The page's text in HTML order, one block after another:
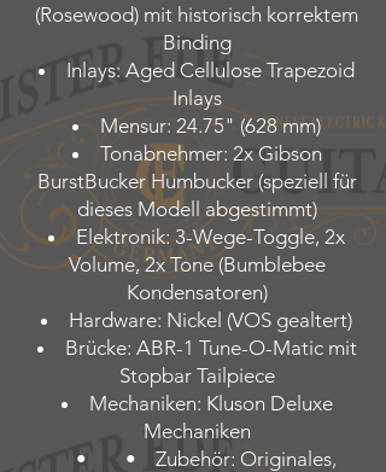
(Rosewood) mit historisch korrektem
Binding
Inlays: Aged Cellulose Trapezoid
Inlays
Mensur: 24.75" (628 mm)
Tonabnehmer: 2x Gibson
BurstBucker Humbucker (speziell für
dieses Modell abgestimmt)
Elektronik: 3-Wege-Toggle, 2x
Volume, 2x Tone (Bumblebee
Kondensatoren)
Hardware: Nickel (VOS gealtert)
Brücke: ABR-1 Tune-O-Matic mit
Stopbar Tailpiece
Mechaniken: Kluson Deluxe
Mechaniken
• • Zubehör: Originales,